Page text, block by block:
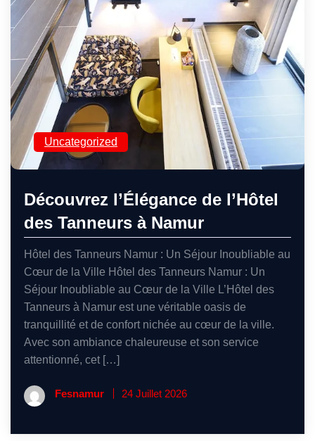
Uncategorized
Découvrez l’Élégance de l’Hôtel
des Tanneurs à Namur
Hôtel des Tanneurs Namur : Un Séjour Inoubliable au
Cœur de la Ville Hôtel des Tanneurs Namur : Un
Séjour Inoubliable au Cœur de la Ville L’Hôtel des
Tanneurs à Namur est une véritable oasis de
tranquillité et de confort nichée au cœur de la ville.
Avec son ambiance chaleureuse et son service
attentionné, cet […]
Fesnamur 24 Juillet 2026